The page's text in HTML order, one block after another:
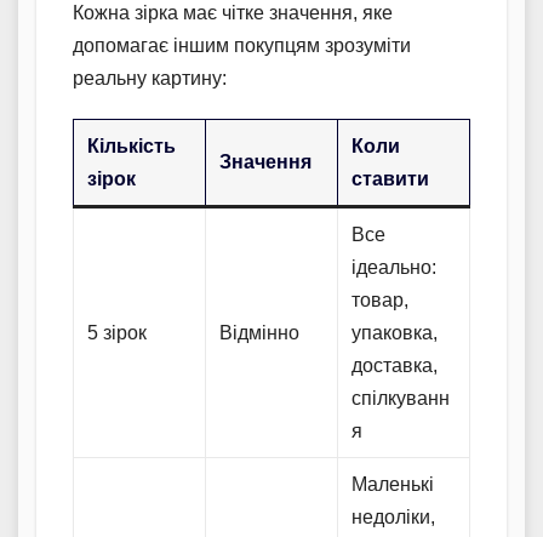
Кожна зірка має чітке значення, яке
допомагає іншим покупцям зрозуміти
реальну картину:
Кількість
зірок
Значення
Коли
ставити
5 зірок Відмінно
Все
ідеально:
товар,
упаковка,
доставка,
спілкуванн
я
Маленькі
недоліки,